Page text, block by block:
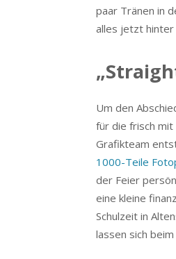
paar Tränen in
alles jetzt hinter
Um den
für die frisch mit
Grafikteam
1000-Teile
der Feier
eine kleine
Schulzeit in
lassen sich